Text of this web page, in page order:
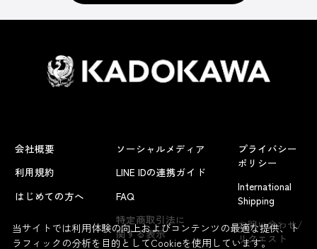
よくあるお問い合わせ
会社概要
利用規約
はじめての方へ
ソーシャルメディア
LINE IDの連携ガイド
FAQ
特定商取引法に
関する表示
プライバシー
ポリシー
International
Shipping
お問い合わせ/
リクエスト
当サイトでは利用体験の向上およびコンテンツの最適な提供、ト
ラフィックの分析を目的としてCookieを使用しています。